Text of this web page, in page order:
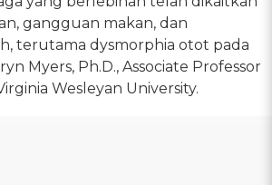
gangguan makan, dan
terutama dysmorphia otot pada
Myers, Ph.D., Associate Professor
Wesleyan University.